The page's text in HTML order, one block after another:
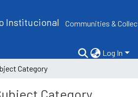
Institucional Communities &
Log In
Category
Category